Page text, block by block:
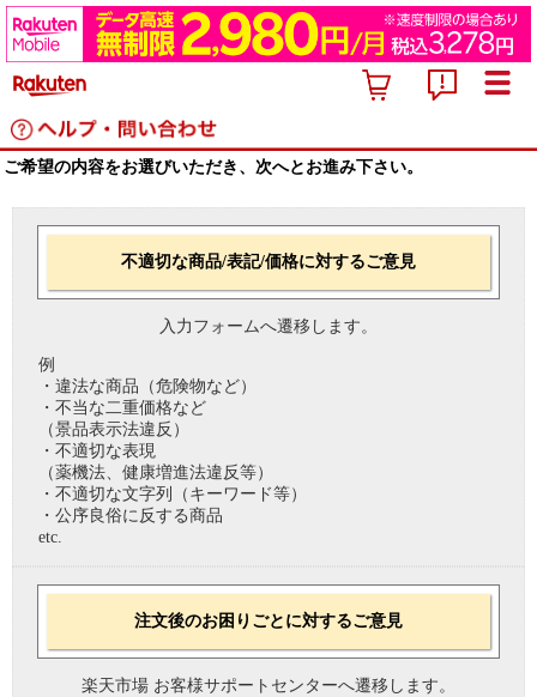
ご希望の内容をお選びいただき、次へとお進み下さい。
不適切な商品/表記/価格に対するご意見
入力フォームへ遷移します。
例
・違法な商品（危険物など）
・不当な二重価格など
（景品表示法違反）
・不適切な表現
（薬機法、健康増進法違反等）
・不適切な文字列（キーワード等）
・公序良俗に反する商品
etc.
注文後のお困りごとに対するご意見
楽天市場 お客様サポートセンターへ遷移します。